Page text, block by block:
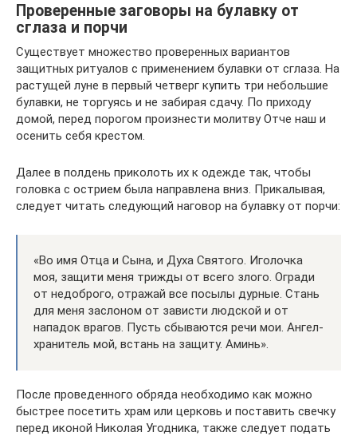
Проверенные заговоры на булавку от
сглаза и порчи
Существует множество проверенных вариантов
защитных ритуалов с применением булавки от сглаза. На
растущей луне в первый четверг купить три небольшие
булавки, не торгуясь и не забирая сдачу. По приходу
домой, перед порогом произнести молитву Отче наш и
осенить себя крестом.
Далее в полдень приколоть их к одежде так, чтобы
головка с острием была направлена вниз. Прикалывая,
следует читать следующий наговор на булавку от порчи:
«Во имя Отца и Сына, и Духа Святого. Иголочка
моя, защити меня трижды от всего злого. Огради
от недоброго, отражай все посылы дурные. Стань
для меня заслоном от зависти людской и от
нападок врагов. Пусть сбываются речи мои. Ангел-
хранитель мой, встань на защиту. Аминь».
После проведенного обряда необходимо как можно
быстрее посетить храм или церковь и поставить свечку
перед иконой Николая Угодника, также следует подать